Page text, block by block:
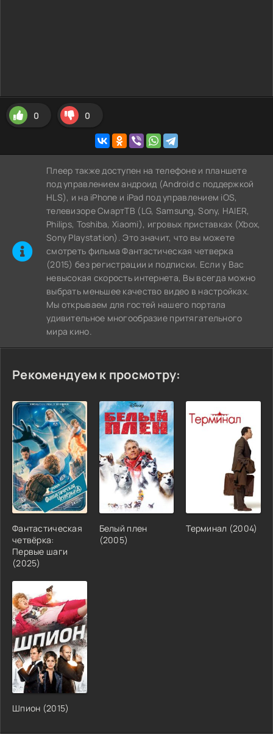
0 0
Плеер также доступен на телефоне и планшете
под управлением андроид (Android с поддержкой
HLS), и на iPhone и iPad под управлением iOS,
телевизоре СмартТВ (LG, Samsung, Sony, HAIER,
Philips, Toshiba, Xiaomi), игровых приставках (Xbox,
Sony Playstation). Это значит, что вы можете
cмотреть фильма Фантастическая четверка
(2015) без регистрации и подписки. Если у Вас
невысокая скорость интернета, Вы всегда можно
выбрать меньшее качество видео в настройках.
Мы открываем для гостей нашего портала
удивительное многообразие притягательного
мира кино.
Рекомендуем к просмотру:
Фантастическая
четвёрка:
Первые шаги
(2025)
Белый плен
(2005)
Терминал (2004)
Шпион (2015)